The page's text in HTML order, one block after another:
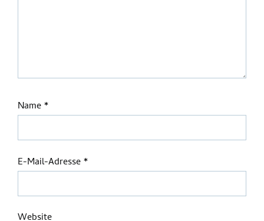
Name*
E-Mail-Adresse*